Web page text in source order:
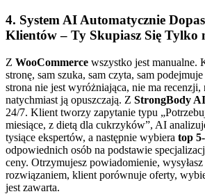
4. System AI Automatycznie
Klientów – Ty Skupiasz Się Tylko
Z WooCommerce wszystko jest manualne.
stronę, sam szuka, sam czyta, sam
strona nie jest wyróżniająca, nie ma recenzji,
natychmiast ją opuszczają. Z StrongBody AI
24/7. Klient tworzy zapytanie typu
miesiące, z dietą dla cukrzyków”, AI
tysiące ekspertów, a następnie wybiera top
odpowiednich osób na podstawie
ceny. Otrzymujesz powiadomienie,
rozwiązaniem, klient porównuje oferty,
jest zawarta.